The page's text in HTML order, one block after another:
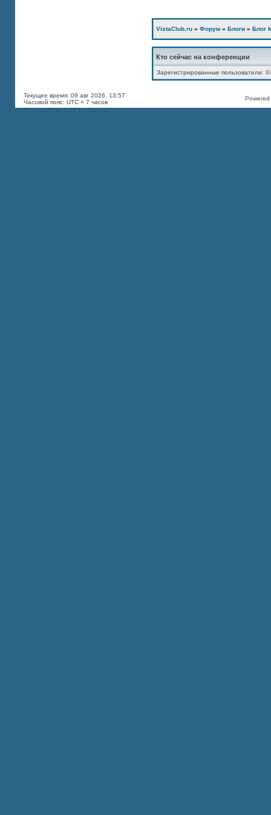
VistaClub.ru » Форум » Блоги » Блог
Кто сейчас на конференции
Зарегистрированные пользователи:
Текущее время: 09 авг 2026, 13:57
Часовой пояс: UTC + 7 часов